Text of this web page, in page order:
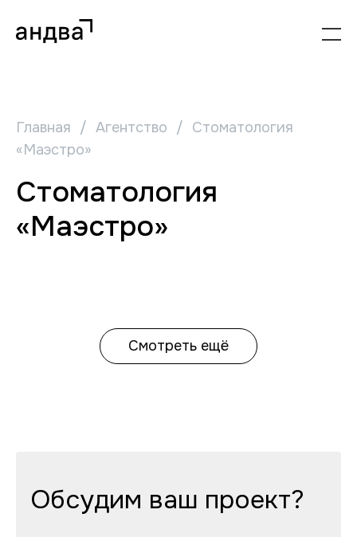
Главная / Агентство / Стоматология
«Маэстро»
Стоматология
«Маэстро»
Смотреть ещё
Обсудим ваш проект?